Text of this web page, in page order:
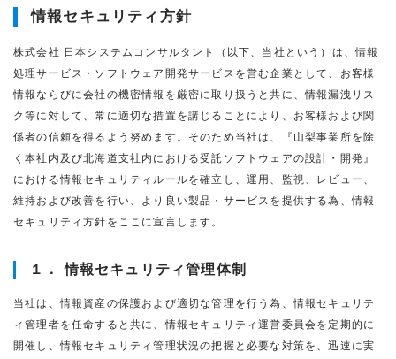
情報セキュリティ方針
株式会社 日本システムコンサルタント（以下、当社という）は、情報
処理サービス・ソフトウェア開発サービスを営む企業として、お客様
情報ならびに会社の機密情報を厳密に取り扱うと共に、情報漏洩リス
ク等に対して、常に適切な措置を講じることにより、お客様および関
係者の信頼を得るよう努めます。そのため当社は、『山梨事業所を除
く本社内及び北海道支社内における受託ソフトウェアの設計・開発』
における情報セキュリティルールを確立し、運用、監視、レビュー、
維持および改善を行い、より良い製品・サービスを提供する為、情報
セキュリティ方針をここに宣言します。
１． 情報セキュリティ管理体制
当社は、情報資産の保護および適切な管理を行う為、情報セキュリテ
ィ管理者を任命すると共に、情報セキュリティ運営委員会を定期的に
開催し、情報セキュリティ管理状況の把握と必要な対策を、迅速に実